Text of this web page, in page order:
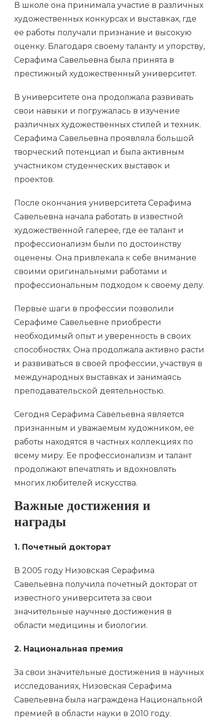
В школе она принимала участие в различных
художественных конкурсах и выставках, где
ее работы получали признание и высокую
оценку. Благодаря своему таланту и упорству,
Серафима Савельевна была принята в
престижный художественный университет.
В университете она продолжала развивать
свои навыки и погружалась в изучение
различных художественных стилей и техник.
Серафима Савельевна проявляла большой
творческий потенциал и была активным
участником студенческих выставок и
проектов.
После окончания университета Серафима
Савельевна начала работать в известной
художественной галерее, где ее талант и
профессионализм были по достоинству
оценены. Она привлекала к себе внимание
своими оригинальными работами и
профессиональным подходом к своему делу.
Первые шаги в профессии позволили
Серафиме Савельевне приобрести
необходимый опыт и уверенность в своих
способностях. Она продолжала активно расти
и развиваться в своей профессии, участвуя в
международных выставках и занимаясь
преподавательской деятельностью.
Сегодня Серафима Савельевна является
признанным и уважаемым художником, ее
работы находятся в частных коллекциях по
всему миру. Ее профессионализм и талант
продолжают впечатлять и вдохновлять
многих любителей искусства.
Важные достижения и
награды
1. Почетный докторат
В 2005 году Низовская Серафима
Савельевна получила почетный докторат от
известного университета за свои
значительные научные достижения в
области медицины и биологии.
2. Национальная премия
За свои значительные достижения в научных
исследованиях, Низовская Серафима
Савельевна была награждена Национальной
премией в области науки в 2010 году.